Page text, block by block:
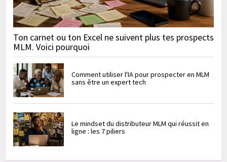
Ton carnet ou ton Excel ne suivent plus tes prospects
MLM. Voici pourquoi
Comment utiliser l'IA pour prospecter en MLM
sans être un expert tech
Le mindset du distributeur MLM qui réussit en
ligne : les 7 piliers